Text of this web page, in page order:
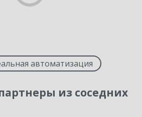
автоматизация
из соседних